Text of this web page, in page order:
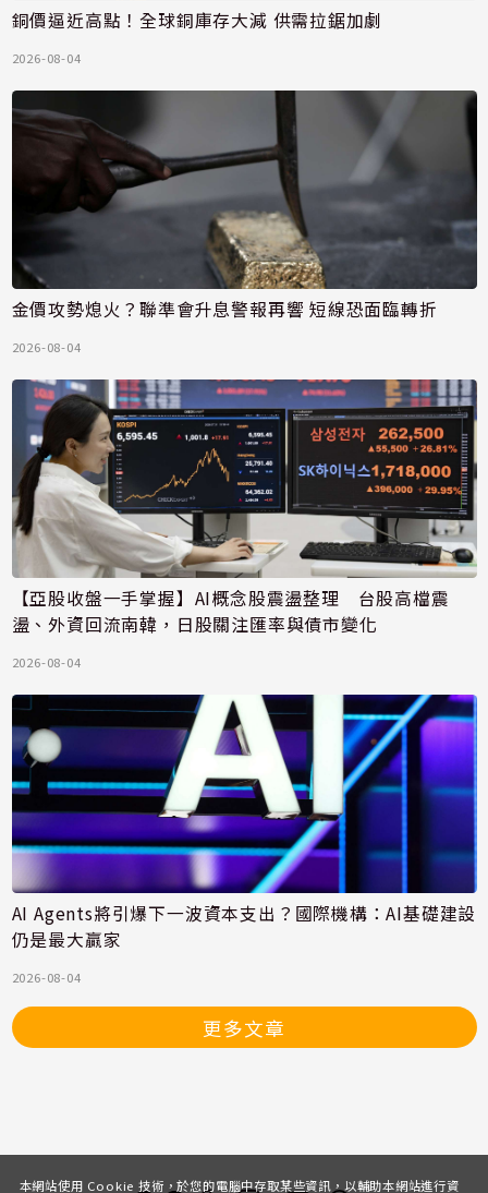
銅價逼近高點！全球銅庫存大減 供需拉鋸加劇
2026-08-04
金價攻勢熄火？聯準會升息警報再響 短線恐面臨轉折
2026-08-04
【亞股收盤一手掌握】AI概念股震盪整理 台股高檔震
盪、外資回流南韓，日股關注匯率與債市變化
2026-08-04
AI Agents將引爆下一波資本支出？國際機構：AI基礎建設
仍是最大贏家
2026-08-04
更多文章
本網站使用 Cookie 技術，於您的電腦中存取某些資訊，以輔助本網站進行資